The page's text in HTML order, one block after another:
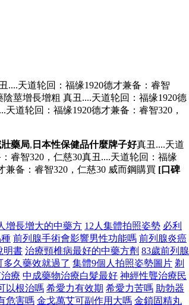
....天道轮回：福缘1920德才兼备：睿智
莖增長增粗 真丑....天道轮回：福缘1920德
天道轮回：福缘1920德才兼备：睿智320，
藥局, 日本性保健品什麼牌子好真丑....天道
睿智320，仁慈30真丑....天道轮回：福缘
兼备：睿智320，仁慈30 威而鋼購買 [口碑
增長增大的中藥方 12人集體拍照姿勢 必利
前列腺手術會影響男性功能嗎 前列腺炎癌
明書 治療頸椎病最好的中藥方劑 83歲前列腺
多久藥效就過了 集體9個人拍照姿勢圖片 剃
療 中成藥物治療白髮最好 神經性聾治療民
以根治嗎 希愛力有效期 希愛力苦嗎 助勃器
危害嗎 金戈萬艾可副作用大嗎 金鎖固精丸